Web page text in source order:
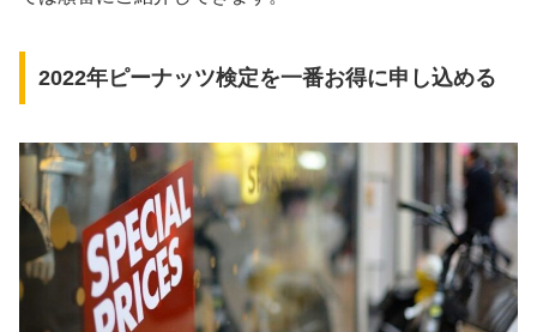
2022年ピーナッツ検定を一番お得に申し込める